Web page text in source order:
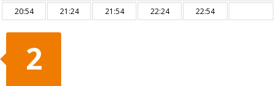
20:54
21:24 21:54 22:24 22:54
2